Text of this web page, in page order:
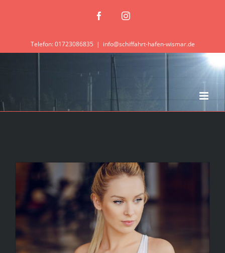
FacebookInstagram
Telefon: 01723086835 | info@schiffahrt-hafen-wismar.de